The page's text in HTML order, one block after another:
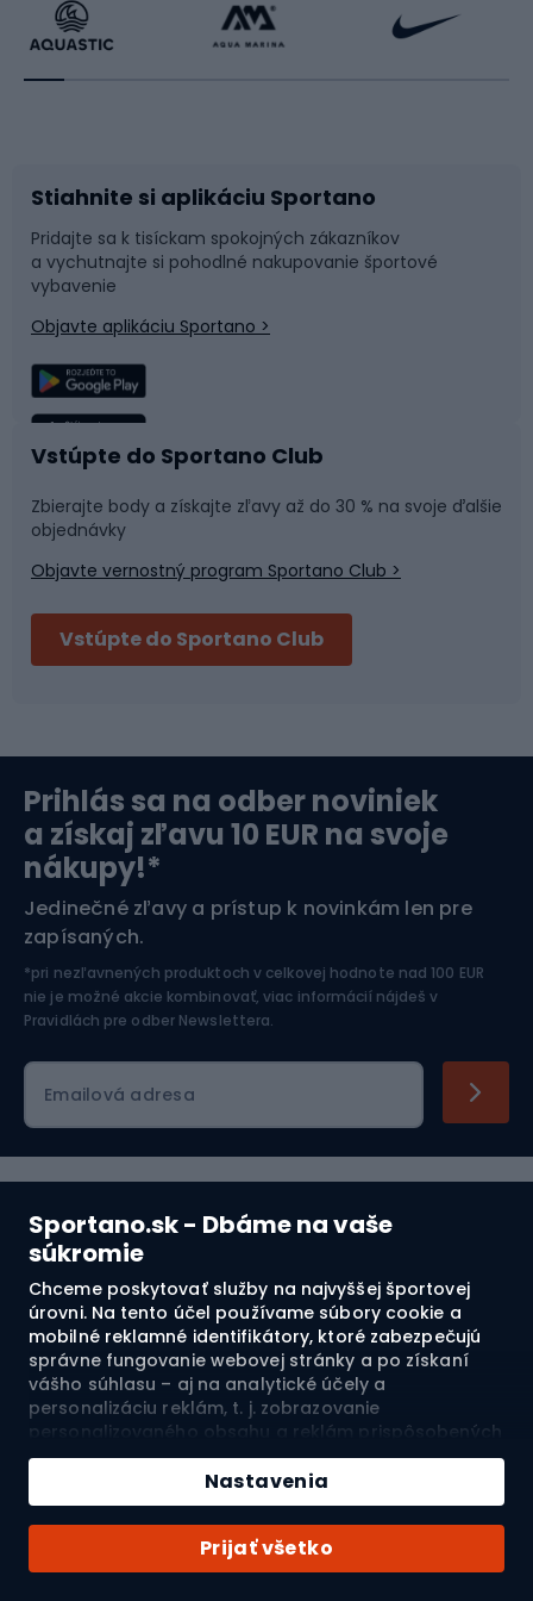
Sportano.sk - Dbáme na vaše
súkromie
Chceme poskytovať služby na najvyššej športovej
úrovni. Na tento účel používame súbory cookie a
mobilné reklamné identifikátory, ktoré zabezpečujú
správne fungovanie webovej stránky a po získaní
vášho súhlasu – aj na analytické účely a
personalizáciu reklám, t. j. zobrazovanie
personalizovaného obsahu a reklám prispôsobených
vašim záujmom a meranie ich účinnosti. Súbory
cookie a mobilné reklamné identifikátory môžu byť
použité ako na personalizované, tak aj na
nepersonalizované reklamné aktivity – v závislosti od
vášho súhlasu. Ak kliknete na „Prijmúť všetko“,
vyjadríte súhlas so spracovaním vašich osobných
Prijať všetko
Nastavenia
Beh
Príslušenstvo k bicyklom
Časti bicyklov
Rybolov
Športová medicína
Bushcraft
Bikepacking
Orientačný beh
Raketové športy
Sane a kĺzačky
Snowboard
Plávanie
Tímové športy
Fitness a posilňovňa
Cyklistické prilby
Lyžovanie
Športová elektronika
Jazdectvo
Stiahnite si aplikáciu Sportano
Pridajte sa k tisíckam spokojných zákazníkov
a vychutnajte si pohodlné nakupovanie športové
vybavenie
Objavte aplikáciu Sportano >
Vstúpte do Sportano Club
Zbierajte body a získajte zľavy až do 30 % na svoje ďalšie
objednávky
Objavte vernostný program Sportano Club >
Vstúpte do Sportano Club
Prihlás sa na odber noviniek
a získaj zľavu 10 EUR na svoje
nákupy!*
Jedinečné zľavy a prístup k novinkám len pre
zapísaných.
*pri nezľavnených produktoch v celkovej hodnote nad 100 EUR
nie je možné akcie kombinovať, viac informácií nájdeš v
Pravidlách pre odber Newslettera.
Emailová adresa
Služby zákazníkom
Právne informácie
O nás
Pozrite si naše recenzie
4.7
Doprava do: SK